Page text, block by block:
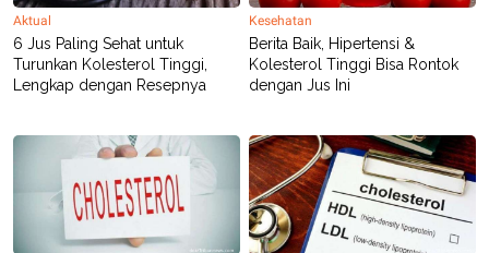
Aktual
6 Jus Paling Sehat untuk
Turunkan Kolesterol Tinggi,
Lengkap dengan Resepnya
Kesehatan
Berita Baik, Hipertensi &
Kolesterol Tinggi Bisa Rontok
dengan Jus Ini